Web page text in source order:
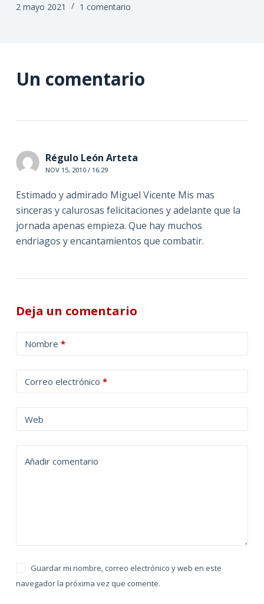
2 mayo 2021 1 comentario
Un comentario
Régulo León Arteta
NOV 15, 2010 / 16:29
Estimado y admirado Miguel Vicente Mis mas
sinceras y calurosas felicitaciones y adelante que la
jornada apenas empieza. Que hay muchos
endriagos y encantamientos que combatir.
Deja un comentario
Nombre *
Correo electrónico *
Web
Añadir comentario
Guardar mi nombre, correo electrónico y web en este
navegador la próxima vez que comente.
l
t
a
t